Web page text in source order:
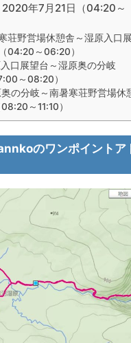
2020年7月21日（04:20～
荘野営場休憩舎～湿原入口展
04:20～06:20）
口展望台～湿原奥の分岐
～08:20）
の分岐～南暑寒荘野営場休
～11:10）
のワンポイントア